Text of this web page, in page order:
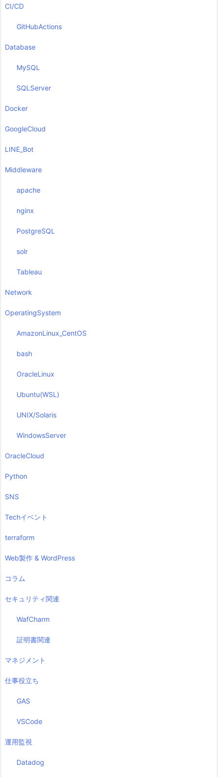
CI/CD
GitHubActions
Database
MySQL
SQLServer
Docker
GoogleCloud
LINE_Bot
Middleware
apache
nginx
PostgreSQL
solr
Tableau
Network
OperatingSystem
AmazonLinux_CentOS
bash
OracleLinux
Ubuntu(WSL)
UNIX/Solaris
WindowsServer
OracleCloud
Python
SNS
Techイベント
terraform
Web製作 & WordPress
コラム
セキュリティ関連
WafCharm
証明書関連
マネジメント
仕事役立ち
GAS
VSCode
運用監視
Datadog